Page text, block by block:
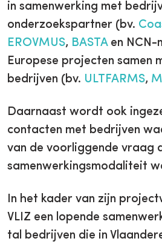
in samenwerking met
onderzoekspartner (bv.
EROVMUS, BASTAen NCN-
Europese projecten samen
bedrijven (bv. ULTFARMS,
Daarnaast wordt ook
contacten met bedrijven
van de voorliggende vraag
samenwerkingsmodaliteit
In het kader van zijn
VLIZ een lopende
tal bedrijven die in